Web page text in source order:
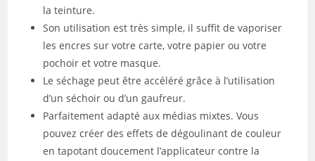
la teinture.
Son utilisation est très simple, il suffit de vaporiser
les encres sur votre carte, votre papier ou votre
pochoir et votre masque.
Le séchage peut être accéléré grâce à l’utilisation
d’un séchoir ou d’un gaufreur.
Parfaitement adapté aux médias mixtes. Vous
pouvez créer des effets de dégoulinant de couleur
en tapotant doucement l’applicateur contre la